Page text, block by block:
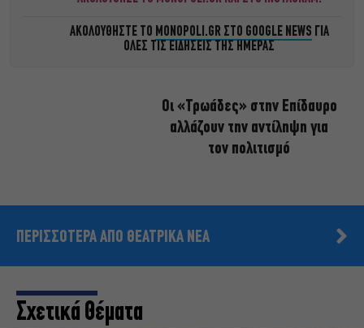
ΑΚΟΛΟΥΘΗΣΤΕ ΤΟ MONOPOLI.GR ΣΤΟ GOOGLE NEWS ΓΙΑ
ΟΛΕΣ ΤΙΣ ΕΙΔΗΣΕΙΣ ΤΗΣ ΗΜΕΡΑΣ
Οι «Τρωάδες» στην Επίδαυρο
αλλάζουν την αντίληψη για
τον πολιτισμό
ΠΕΡΙΣΣΟΤΕΡΑ ΑΠΟ ΘΕΑΤΡΙΚΑ ΝΕΑ
Σχετικά Θέματα